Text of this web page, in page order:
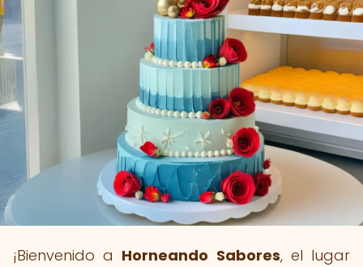
¡Bienvenido a Horneando Sabores, el lugar